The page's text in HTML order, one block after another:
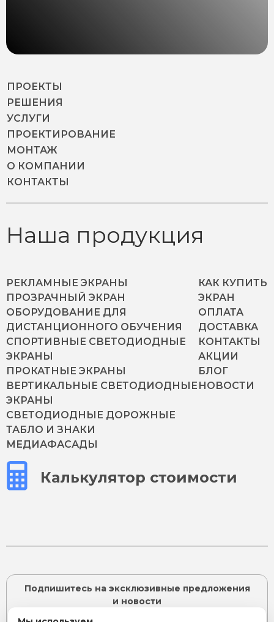
ПРОЕКТЫ
РЕШЕНИЯ
УСЛУГИ
ПРОЕКТИРОВАНИЕ
МОНТАЖ
О КОМПАНИИ
КОНТАКТЫ
Наша продукция
РЕКЛАМНЫЕ ЭКРАНЫ
ПРОЗРАЧНЫЙ ЭКРАН
ОБОРУДОВАНИЕ ДЛЯ
ДИСТАНЦИОННОГО ОБУЧЕНИЯ
СПОРТИВНЫЕ СВЕТОДИОДНЫЕ
ЭКРАНЫ
ПРОКАТНЫЕ ЭКРАНЫ
ВЕРТИКАЛЬНЫЕ СВЕТОДИОДНЫЕ
ЭКРАНЫ
СВЕТОДИОДНЫЕ ДОРОЖНЫЕ
ТАБЛО И ЗНАКИ
МЕДИАФАСАДЫ
КАК КУПИТЬ
ЭКРАН
ОПЛАТА
ДОСТАВКА
КОНТАКТЫ
АКЦИИ
БЛОГ
НОВОСТИ
Калькулятор стоимости
Подпишитесь на эксклюзивные предложения
и новости